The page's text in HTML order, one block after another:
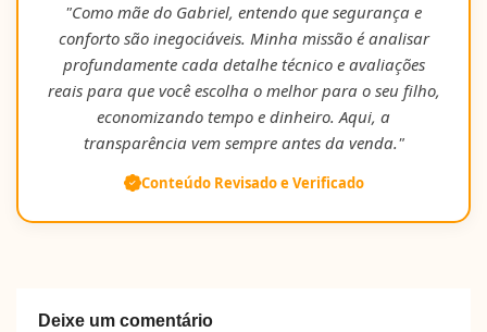
"Como mãe do Gabriel, entendo que segurança e
conforto são inegociáveis. Minha missão é analisar
profundamente cada detalhe técnico e avaliações
reais para que você escolha o melhor para o seu filho,
economizando tempo e dinheiro. Aqui, a
transparência vem sempre antes da venda."
Conteúdo Revisado e Verificado
Deixe um comentário